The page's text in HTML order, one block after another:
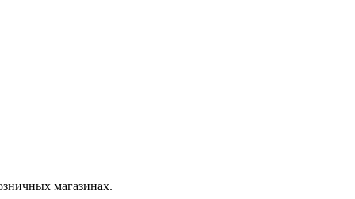
магазинах.